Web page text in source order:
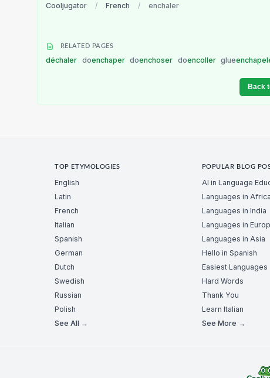
Cooljugator / French / enchaler
RELATED PAGES
déchaler doenchaper doenchoser doencoller glue
Back
TOP ETYMOLOGIES
English
Latin
French
Italian
Spanish
German
Dutch
Swedish
Russian
Polish
See All →
POPULAR BLOG
AI in Language
Languages in Africa
Languages in India
Languages in
Languages in Asia
Hello in Spanish
Easiest Languages
Hard Words
Thank You
Learn Italian
See More →